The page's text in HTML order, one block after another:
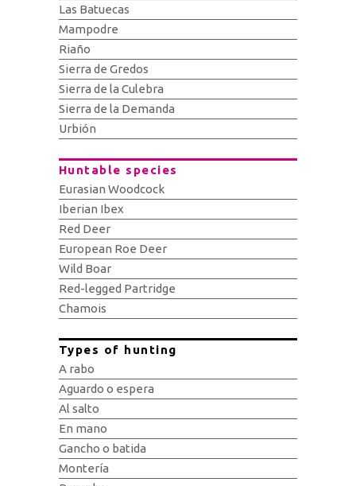
Las Batuecas
Mampodre
Riaño
Sierra de Gredos
Sierra de la Culebra
Sierra de la Demanda
Urbión
Huntable species
Eurasian Woodcock
Iberian Ibex
Red Deer
European Roe Deer
Wild Boar
Red-legged Partridge
Chamois
Types of hunting
A rabo
Aguardo o espera
Al salto
En mano
Gancho o batida
Montería